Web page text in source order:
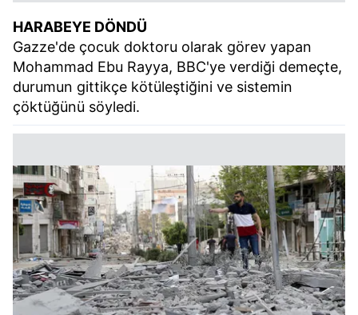
HARABEYE DÖNDÜ
Gazze'de çocuk doktoru olarak görev yapan
Mohammad Ebu Rayya, BBC'ye verdiği demeçte,
durumun gittikçe kötüleştiğini ve sistemin
çöktüğünü söyledi.